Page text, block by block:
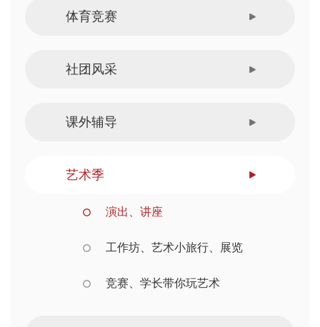
体育竞赛
社团风采
课外辅导
艺术季
演出、讲座
工作坊、艺术小旅行、展览
竞赛、学长带你玩艺术